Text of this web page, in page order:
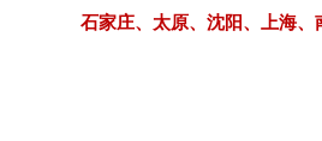
石家庄、太原、沈阳、上海、